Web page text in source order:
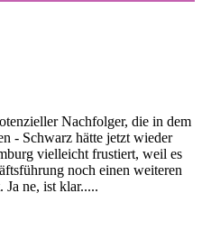
Nachfolger, die in dem
- Schwarz hätte jetzt wieder
vielleicht frustiert, weil es
noch einen weiteren
Ja ne, ist klar.....